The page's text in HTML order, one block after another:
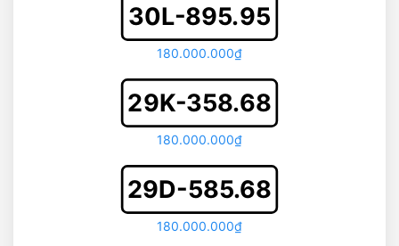
30L-895.95
180.000.000₫
29K-358.68
180.000.000₫
29D-585.68
180.000.000₫